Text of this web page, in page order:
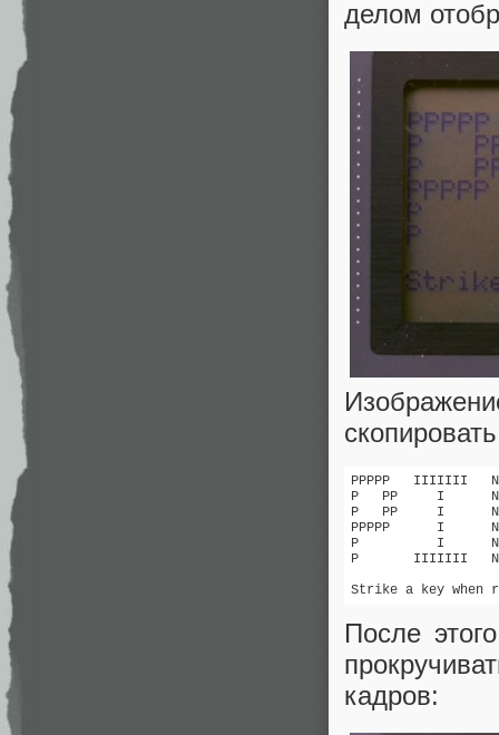
делом
PPPPP   IIIIIII
P   PP     I      NN
P   PP     I      N
PPPPP      I      N
P          I      N
P       IIIIIII   N
Strike a key when
После
кадров: